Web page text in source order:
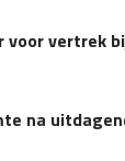
vertrek
na